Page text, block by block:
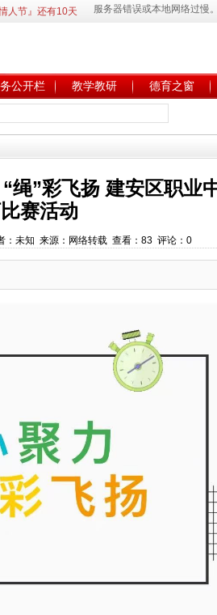
人节』还有10天
公开栏 教学教研 德育之窗
绳”彩飞扬 建安区职业
赛活动
：未知 来源：网络转载 查看：83 评论：0